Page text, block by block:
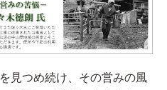
見つめ続け、その営みの風